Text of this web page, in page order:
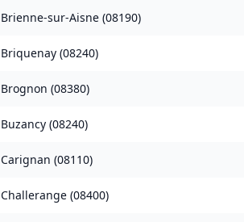
Brienne-sur-Aisne (08190)
Briquenay (08240)
Brognon (08380)
Buzancy (08240)
Carignan (08110)
Challerange (08400)